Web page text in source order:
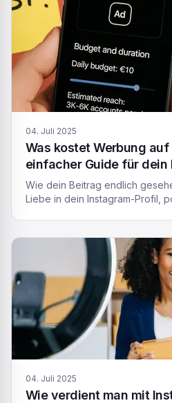
Zahlen von Stars wie Cristiano
Jenner und fragt sich
man […]
04. Juli 2025
Was kostet Werbung auf
einfacher Guide für dein
Wie dein Beitrag endlich
Liebe in dein Instagram-Profil,
nachgedacht, auf Instagram
mehr Menschen zu erreichen.
die grosse Frage auf: Was […]
04. Juli 2025
Wie verdient man mit